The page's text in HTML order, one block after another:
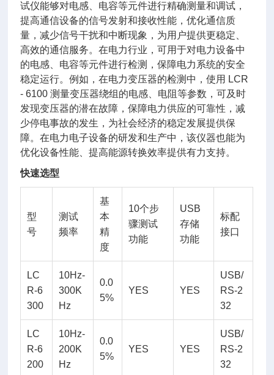
试仪能够对电感、电容等元件进行精确测量和调试，
提高通信设备的信号发射和接收性能，优化通信质
量，减少信号干扰和中断现象，为用户提供更稳定、
高效的通信服务。在电力行业，可用于对电力设备中
的电感、电容等元件进行检测，保障电力系统的安全
稳定运行。例如，在电力变压器的检测中，使用 LCR
- 6100 测量变压器绕组的电感、电阻等参数，可及时
发现变压器的潜在故障，保障电力供应的可靠性，减
少停电事故的发生，为社会经济的稳定发展提供保
障。在电力电子设备的研发和生产中，该仪器也能为
优化设备性能、提高能源转换效率提供有力支持。
快速选型
型
号
测试
频率
基
本
精
度
10个步
骤测试
功能
USB
存储
功能
标配
接口
LC
R-6
300
10Hz-
300K
Hz
0.0
5%
YES YES
USB/
RS-2
32
LC
R-6
200
10Hz-
200K
Hz
0.0
5%
YES YES
USB/
RS-2
32